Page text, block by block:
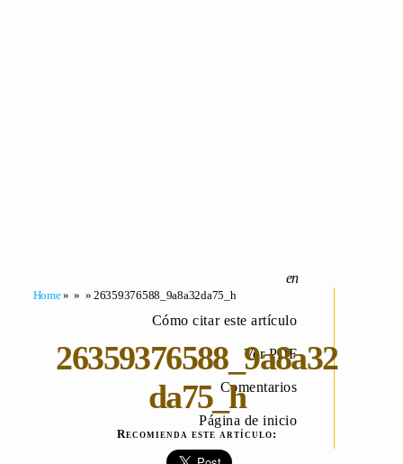
Cómo citar este artículo
Ver PDF
Comentarios
Página de inicio
Home» » » 26359376588_9a8a32da75_h
26359376588_9a8a32
da75_h
Recomienda este artículo: